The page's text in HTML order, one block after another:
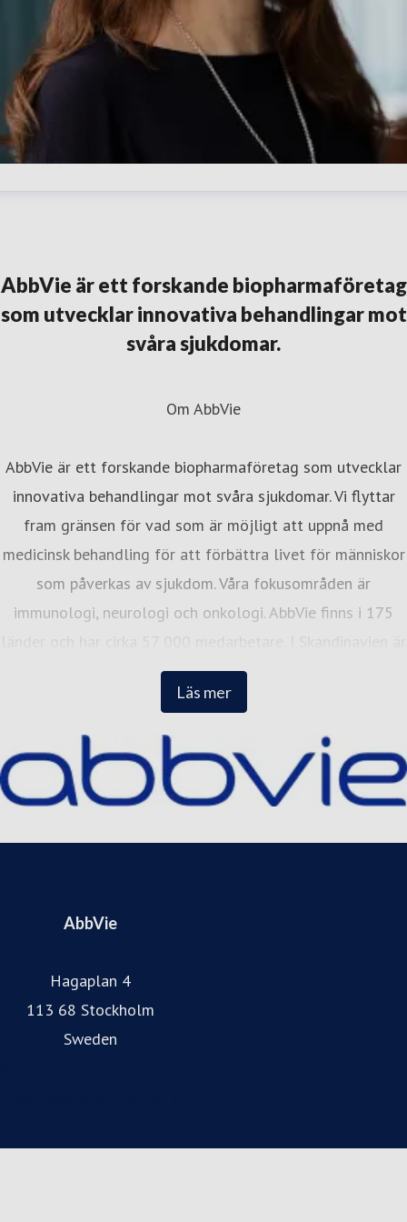
395 373
AbbVie är ett forskande biopharmaföretag
som utvecklar innovativa behandlingar mot
svåra sjukdomar.
Läs mer
Om AbbVie
AbbVie är ett forskande biopharmaföretag som utvecklar
innovativa behandlingar mot svåra sjukdomar. Vi flyttar
fram gränsen för vad som är möjligt att uppnå med
medicinsk behandling för att förbättra livet för människor
som påverkas av sjukdom. Våra fokusområden är
immunologi, neurologi och onkologi. AbbVie finns i 175
vi cirka 300 medarbetare med kontor i Stockholm, Oslo
och Köpenhamn. I alla tre länder placerar vi oss på Great
Besök gärna vår hemsida: abbvie.se, Facebook
@AbbVieSverige, och Instagram.
AbbVie
Hagaplan 4
113 68 Stockholm
Sweden